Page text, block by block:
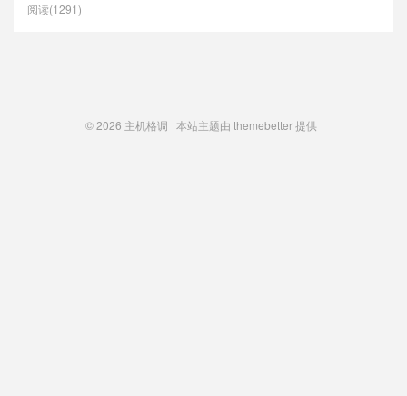
阅读(1291)
© 2026 主机格调 本站主题由 themebetter提供